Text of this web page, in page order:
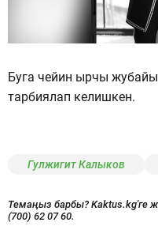
Буга чейин ырчы
тарбиялап келишкен.
Гулжигит Калыков
Темаңыз барбы? Kaktus.kg'ге
(700) 62 07 60.